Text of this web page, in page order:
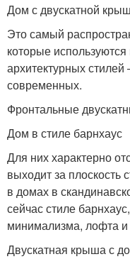
Дом с двускатной
Это самый
которые
архитектурных стилей
современных.
Фронтальные
Дом в стиле барнхаус
Для них характерно
выходит за плоскость
в домах в
сейчас стиле
минимализма, лофта и
Двускатная крыша с